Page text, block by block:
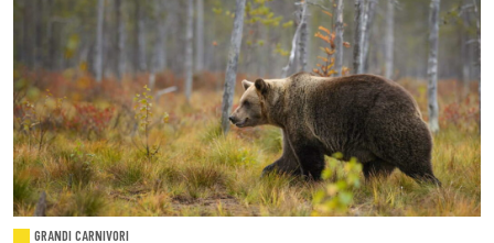
GRANDI CARNIVORI